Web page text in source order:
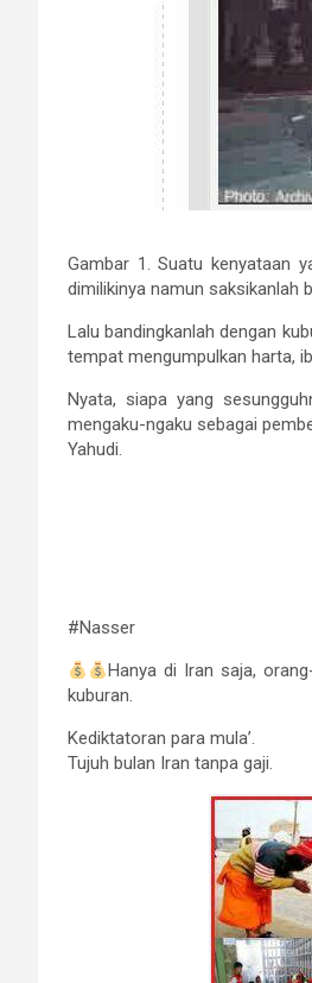
Gambar 1. Suatu kenyataan
dimilikinya namun saksikanlah
Lalu bandingkanlah dengan
tempat mengumpulkan harta,
Nyata, siapa yang
mengaku-ngaku sebagai
Yahudi.
#Nasser
Hanya di Iran saja,
kuburan.
Kediktatoran para mula’.
Tujuh bulan Iran tanpa gaji.